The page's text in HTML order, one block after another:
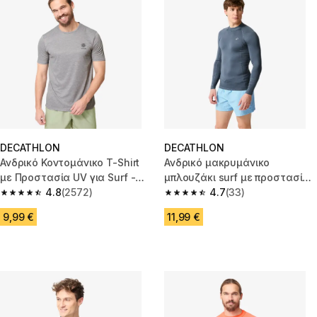
DECATHLON
Ανδρικό Κοντομάνικο T-Shirt
με Προστασία UV για Surf -
Γκρι
4.8
4.8 out of 5 stars from 2572 reviews
(2572)
9,99 €
DECATHLON
Ανδρικό μακρυμάνικο
μπλουζάκι surf με προστασία
UV 100 - Γκρι
4.7
4.7 out of 5 stars from 33
(33)
11,99 €